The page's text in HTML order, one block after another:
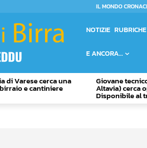
IL MONDO
NOTIZIE RUBRICHE
E ANCORA…
di Varese cerca una
e cantiniere
Giovane
Altavia) cerca
Disponibile al